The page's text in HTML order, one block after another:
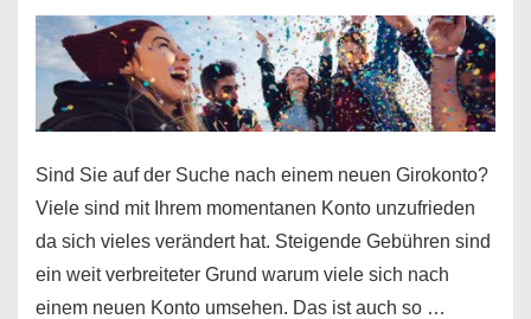
ohne
Einkommensnachweis
Sind Sie auf der Suche nach einem neuen Girokonto?
Viele sind mit Ihrem momentanen Konto unzufrieden
da sich vieles verändert hat. Steigende Gebühren sind
ein weit verbreiteter Grund warum viele sich nach
einem neuen Konto umsehen. Das ist auch so …